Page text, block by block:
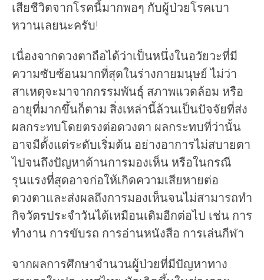
เสียชีวิตจากโรคนี้มากพอๆ กับผู้ป่วยโรคเบา
หวานเลยนะครับ!
เนื่องจากดวงตาถือได้ว่าเป็นหนึ่งในอวัยวะที่มี
ความซับซ้อนมากที่สุดในร่างกายมนุษย์ ไม่ว่า
สาเหตุจะมาจากกรรมพันธุ์ สภาพแวดล้อม หรือ
อายุที่มากขึ้นก็ตาม สิ่งเหล่านี้ล้วนเป็นปัจจัยที่ส่ง
ผลกระทบโดยตรงต่อดวงตา ผลกระทบที่ว่านั้น
อาจมีตั้งแต่ระดับเริ่มต้น อย่างอาการไม่สบายตา
ไปจนถึงปัญหาด้านการมองเห็น หรือในกรณี
รุนแรงที่สุดอาจก่อให้เกิดความเสียหายต่อ
ดวงตาและส่งผลถึงการมองเห็นจนไม่สามารถทำ
กิจวัตรประจำวันได้เหมือนเดิมอีกต่อไป เช่น การ
ทำงาน การขับรถ การอ่านหนังสือ การเล่นกีฬา
จากผลการศึกษาจำนวนผู้ป่วยที่มีปัญหาทาง